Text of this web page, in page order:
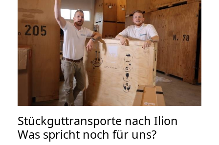
Stückguttransporte nach Ilion
Was spricht noch für uns?